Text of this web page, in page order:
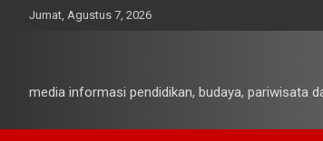
Jumat, Agustus 7, 2026
media informasi pendidikan, budaya, pariwisata